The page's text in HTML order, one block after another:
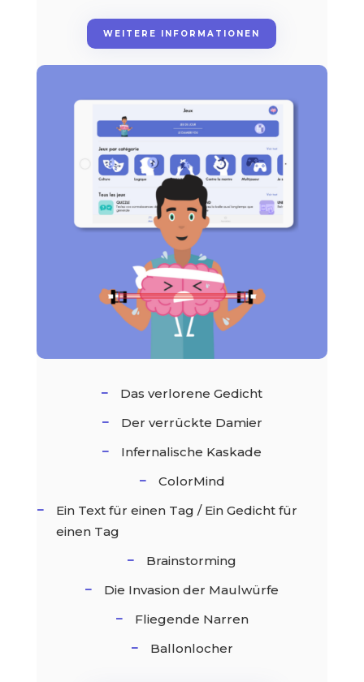
WEITERE INFORMATIONEN
Das verlorene Gedicht
Der verrückte Damier
Infernalische Kaskade
ColorMind
Ein Text für einen Tag / Ein Gedicht für
einen Tag
Brainstorming
Die Invasion der Maulwürfe
Fliegende Narren
Ballonlocher